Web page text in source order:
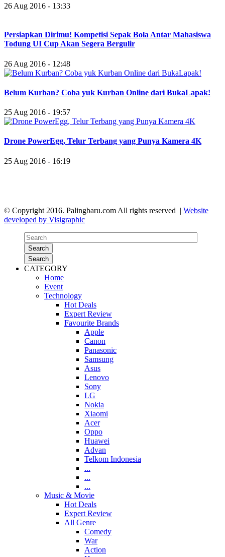
26 Aug 2016 - 13:33
Persiapkan Dirimu! Kompetisi Sepak Bola Antar Mahasiswa
Todung UI Cup Akan Segera Bergulir
26 Aug 2016 - 12:48
Belum Kurban? Coba yuk Kurban Online dari BukaLapak!
25 Aug 2016 - 19:57
Drone PowerEgg, Telur Terbang yang Punya Kamera 4K
25 Aug 2016 - 16:19
© Copyright 2016. Palingbaru.com All rights reserved | Website
developed by Visigraphic
Search
Search
CATEGORY
Home
Event
Technology
Hot Deals
Expert Review
Favourite Brands
Apple
Canon
Panasonic
Samsung
Asus
Lenovo
Sony
LG
Nokia
Xiaomi
Acer
Oppo
Huawei
Advan
Telkom Indonesia
...
...
...
Music & Movie
Hot Deals
Expert Review
All Genre
Comedy
War
Action